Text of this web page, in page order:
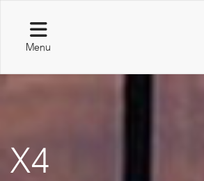
Menu
X4